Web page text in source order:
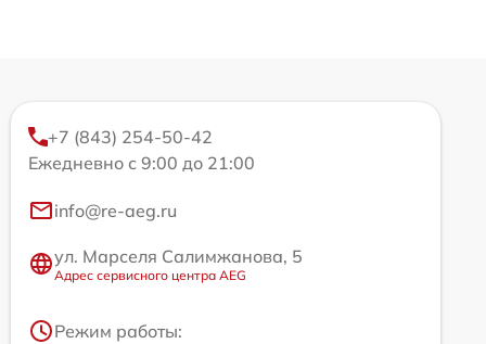
+7 (843) 254-50-42
Ежедневно с 9:00 до 21:00
info@re-aeg.ru
ул. Марселя Салимжанова, 5
Адрес сервисного центра AEG
Режим работы: